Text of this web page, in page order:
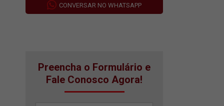
CONVERSAR NO WHATSAPP
Preencha o Formulário e
Fale Conosco Agora!